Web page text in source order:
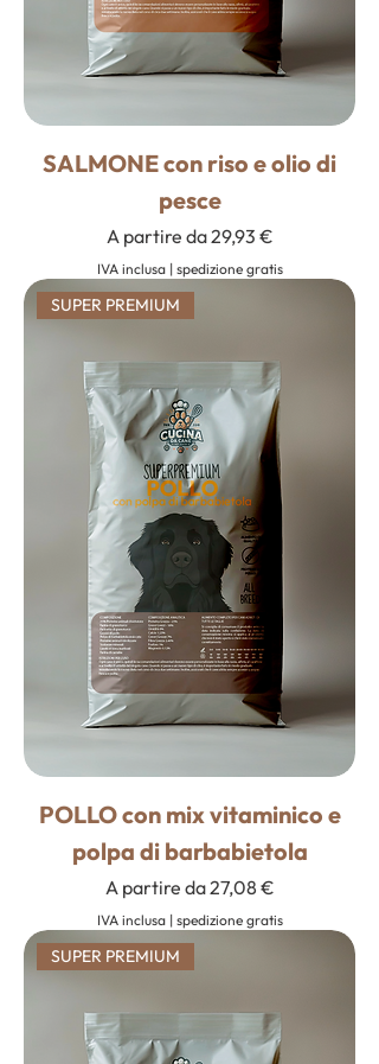
SALMONE con riso e olio di
pesce
A partire da29,93 €
Prezzo scontato
IVA inclusa| spedizione gratis
SUPER PREMIUM
POLLO con mix vitaminico e
polpa di barbabietola
A partire da27,08 €
Prezzo scontato
IVA inclusa| spedizione gratis
SUPER PREMIUM